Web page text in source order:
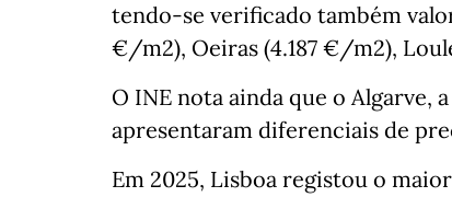
tendo-se verificado também
€/m2), Oeiras (4.187 €/m2),
O INE nota ainda que o Algarve,
apresentaram diferenciais de
Em 2025, Lisboa registou o